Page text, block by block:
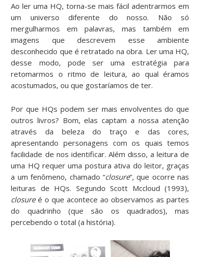
Ao ler uma HQ, torna-se mais fácil adentrarmos em
um universo diferente do nosso. Não só
mergulharmos em palavras, mas também em
imagens que descrevem esse ambiente
desconhecido que é retratado na obra. Ler uma HQ,
desse modo, pode ser uma estratégia para
retomarmos o ritmo de leitura, ao qual éramos
acostumados, ou que gostaríamos de ter.
Por que HQs podem ser mais envolventes do que
outros livros? Bom, elas captam a nossa atenção
através da beleza do traço e das cores,
apresentando personagens com os quais temos
facilidade de nos identificar. Além disso, a leitura de
uma HQ requer uma postura ativa do leitor, graças
a um fenômeno, chamado “closure”, que ocorre nas
leituras de HQs. Segundo Scott Mccloud (1993),
closureé o que acontece ao observamos as partes
do quadrinho (que são os quadrados), mas
percebendo o total (a história).